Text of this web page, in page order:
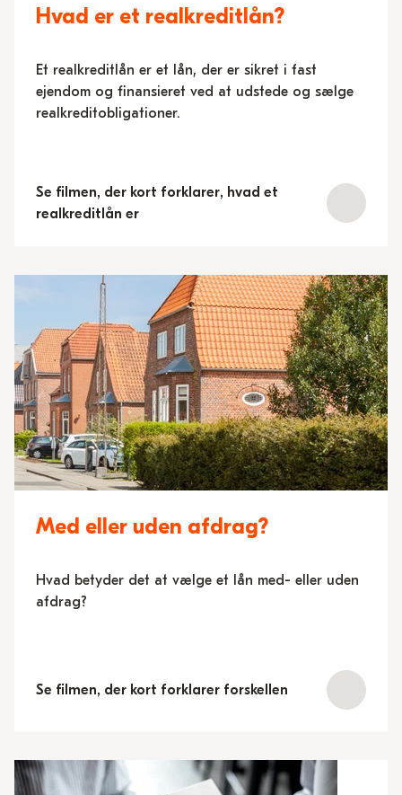
Hvad er et realkreditlån?
Et realkreditlån er et lån, der er sikret i fast
ejendom og finansieret ved at udstede og sælge
realkreditobligationer.
Se filmen, der kort forklarer, hvad et
realkreditlån er
Med eller uden afdrag?
Hvad betyder det at vælge et lån med- eller uden
afdrag?
Se filmen, der kort forklarer forskellen